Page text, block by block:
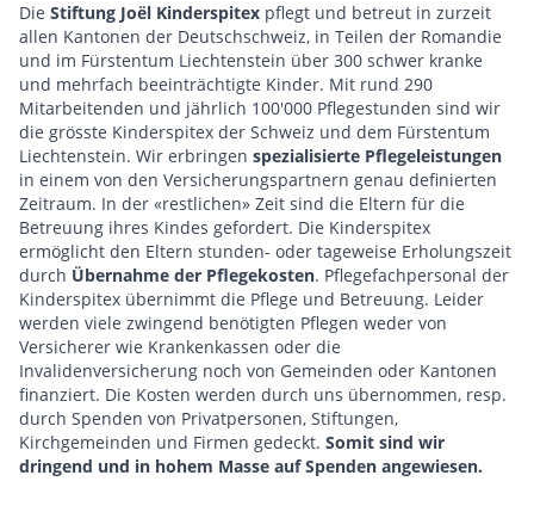
Die Stiftung Joël Kinderspitex pflegt und betreut in zurzeit
allen Kantonen der Deutschschweiz, in Teilen der Romandie
und im Fürstentum Liechtenstein über 300 schwer kranke
und mehrfach beeinträchtigte Kinder. Mit rund 290
Mitarbeitenden und jährlich 100'000 Pflegestunden sind wir
die grösste Kinderspitex der Schweiz und dem Fürstentum
Liechtenstein. Wir erbringen spezialisierte Pflegeleistungen
in einem von den Versicherungspartnern genau definierten
Zeitraum. In der «restlichen» Zeit sind die Eltern für die
Betreuung ihres Kindes gefordert. Die Kinderspitex
ermöglicht den Eltern stunden- oder tageweise Erholungszeit
durch Übernahme der Pflegekosten. Pflegefachpersonal der
Kinderspitex übernimmt die Pflege und Betreuung. Leider
werden viele zwingend benötigten Pflegen weder von
Versicherer wie Krankenkassen oder die
Invalidenversicherung noch von Gemeinden oder Kantonen
finanziert. Die Kosten werden durch uns übernommen, resp.
durch Spenden von Privatpersonen, Stiftungen,
Kirchgemeinden und Firmen gedeckt. Somit sind wir
dringend und in hohem Masse auf Spenden angewiesen.